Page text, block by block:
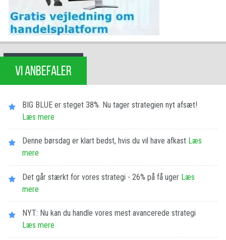
VI ANBEFALER
BIG BLUE er steget 38%. Nu tager strategien nyt afsæt!
Læs mere
Denne børsdag er klart bedst, hvis du vil have afkast Læs
mere
Det går stærkt for vores strategi - 26% på få uger Læs
mere
NYT: Nu kan du handle vores mest avancerede strategi
Læs mere